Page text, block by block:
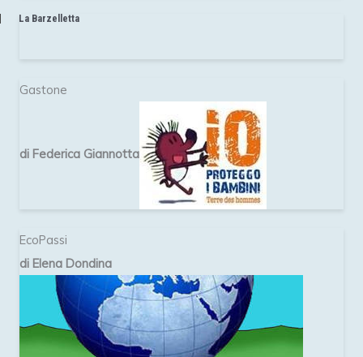
La Barzelletta
Gastone
di Federica Giannotta
EcoPassi
di Elena Dondina